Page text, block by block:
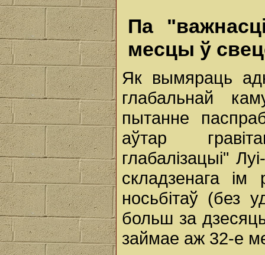
Па
месцы ў
Як вымяраць
глабальнай
пытанне
аўтар
глабалізацыі"
складзенага
носьбітаў (без
больш за
займае аж 32-е